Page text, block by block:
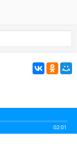
02:01